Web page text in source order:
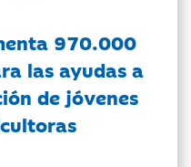
970.000
las ayudas a
de jóvenes